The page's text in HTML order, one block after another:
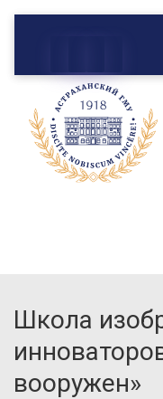
Школа
вооружен»